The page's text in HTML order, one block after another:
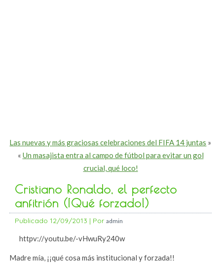
Las nuevas y más graciosas celebraciones del FIFA 14 juntas »
« Un masajista entra al campo de fútbol para evitar un gol
crucial, qué loco!
Cristiano Ronaldo, el perfecto
anfitrión (¡Qué forzado!)
Publicado 12/09/2013 | Por admin
httpv://youtu.be/-vHwuRy240w
Madre mía, ¡¡qué cosa más institucional y forzada!!